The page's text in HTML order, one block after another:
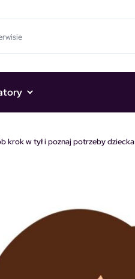
krok w tył i poznaj potrzeby dziecka